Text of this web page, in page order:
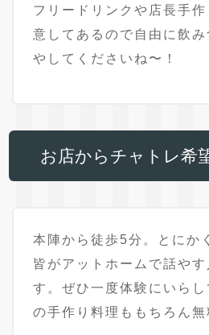
フリードリンクや店長手
意してあるので自由に飲
やしてくださいね〜！
お店からチャトレ希
本陣から徒歩5分。とにか
皆がアットホームで話や
す。ぜひ一度体験にいら
の手作り料理ももちろん無